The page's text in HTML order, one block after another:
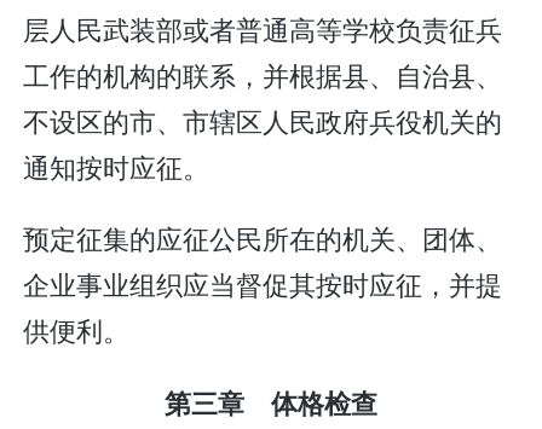
层人民武装部或者普通高等学校负责征兵
工作的机构的联系，并根据县、自治县、
不设区的市、市辖区人民政府兵役机关的
通知按时应征。
预定征集的应征公民所在的机关、团体、
企业事业组织应当督促其按时应征，并提
供便利。
第三章 体格检查